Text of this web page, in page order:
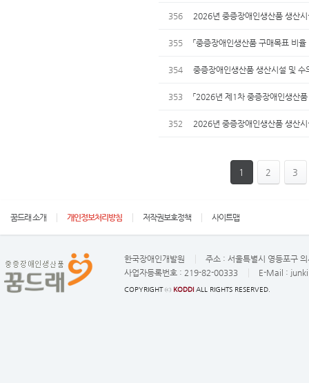
356 2026년 중증장애인생산품 생산
355 「중증장애인생산품 구매목표 비
354 중증장애인생산품 생산시설 및
353 「2026년 제1차 중증장애인생산
352 2026년 중증장애인생산품 생산
1 2 3
꿈드래 소개 개인정보처리방침 저작권보호정책 사이트맵
한국장애인개발원 주소 : 서울특별시 영등포구
사업자등록번호 : 219-82-00333 E-Mail :
COPYRIGHT ⓒ KODDI ALL RIGHTS RESERVED.